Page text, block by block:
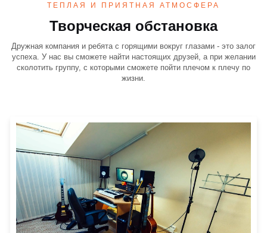
ТЕПЛАЯ И ПРИЯТНАЯ АТМОСФЕРА
Творческая обстановка
Дружная компания и ребята с горящими вокруг глазами - это залог
успеха. У нас вы сможете найти настоящих друзей, а при желании
сколотить группу, с которыми сможете пойти плечом к плечу по
жизни.